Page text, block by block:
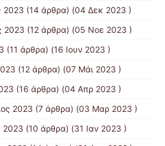
2023 (14 άρθρα) (04 Δεκ 2023 )
2023 (12 άρθρα) (05 Νοε 2023 )
(11 άρθρα) (16 Ιουν 2023 )
(12 άρθρα) (07 Μάι 2023 )
(16 άρθρα) (04 Απρ 2023 )
2023 (7 άρθρα) (03 Μαρ 2023 )
2023 (10 άρθρα) (31 Ιαν 2023 )